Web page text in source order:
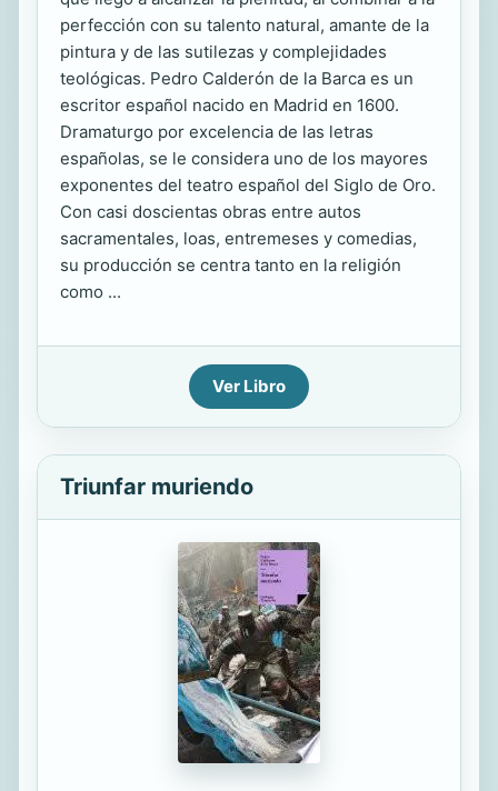
perfección con su talento natural, amante de la
pintura y de las sutilezas y complejidades
teológicas. Pedro Calderón de la Barca es un
escritor español nacido en Madrid en 1600.
Dramaturgo por excelencia de las letras
españolas, se le considera uno de los mayores
exponentes del teatro español del Siglo de Oro.
Con casi doscientas obras entre autos
sacramentales, loas, entremeses y comedias,
su producción se centra tanto en la religión
como ...
Ver Libro
Triunfar muriendo